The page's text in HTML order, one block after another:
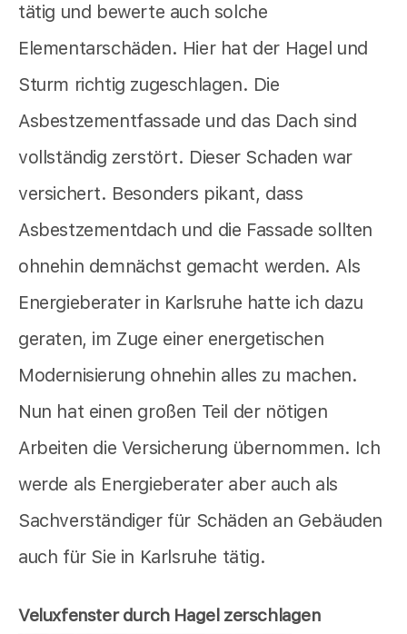
tätig und bewerte auch solche
Elementarschäden. Hier hat der Hagel und
Sturm richtig zugeschlagen. Die
Asbestzementfassade und das Dach sind
vollständig zerstört. Dieser Schaden war
versichert. Besonders pikant, dass
Asbestzementdach und die Fassade sollten
ohnehin demnächst gemacht werden. Als
Energieberater in Karlsruhe hatte ich dazu
geraten, im Zuge einer energetischen
Modernisierung ohnehin alles zu machen.
Nun hat einen großen Teil der nötigen
Arbeiten die Versicherung übernommen. Ich
werde als Energieberater aber auch als
Sachverständiger für Schäden an Gebäuden
auch für Sie in Karlsruhe tätig.
Veluxfenster durch Hagel zerschlagen